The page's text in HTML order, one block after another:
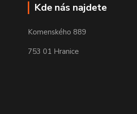
Kde nás najdete
Komenského 889
753 01 Hranice